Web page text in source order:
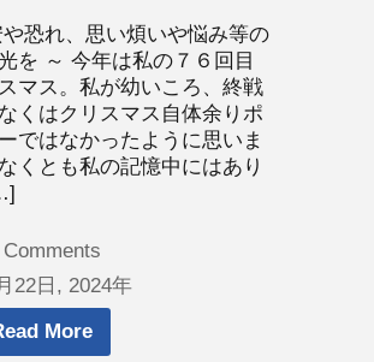
や恐れ、思い煩いや悩み等の
を ～ 今年は私の７６回目
マス。私が幼いころ、終戦
くはクリスマス自体余りポ
ではなかったように思いま
くとも私の記憶中にはあり
Comments
22日, 2024年
More